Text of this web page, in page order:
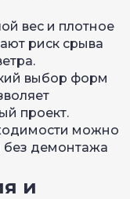
вес и плотное
риск срыва
выбор форм
проект.
можно
без демонтажа
и